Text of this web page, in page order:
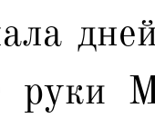
руки